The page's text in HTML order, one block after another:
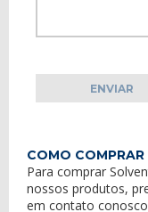
COMO
Para comprar
nossos produtos,
em contato conosco